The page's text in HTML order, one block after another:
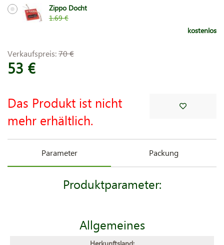
Zippo Docht
1.69 €
kostenlos
Verkaufspreis:70 €
53 €
Das Produkt ist nicht
mehr erhältlich.
Parameter Packung
Produktparameter:
Allgemeines
Herkunftsland: